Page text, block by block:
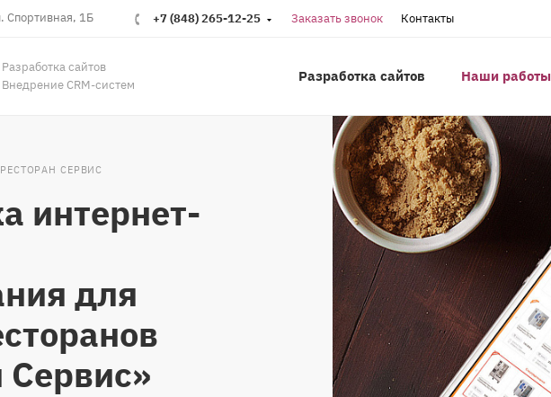
Спортивная, 1Б +7 (848) 265-12-25 Заказать звонок Контакты
Разработка сайтов
Внедрение CRM-систем
Разработка сайтов Наши работы
РЕСТОРАН СЕРВИС
интернет-
для
Сервис»